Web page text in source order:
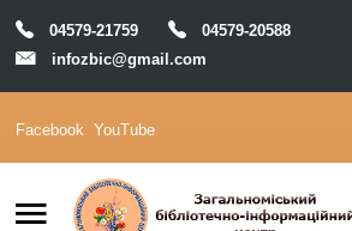
Головна
Відділи
04579-21759
04579-20588
infozbic@gmail.com
Пошук
Facebook YouTube